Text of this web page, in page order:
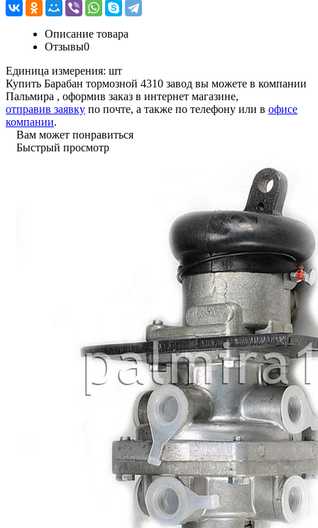
Описание товара
Отзывы0
Единица измерения: шт
Купить Барабан тормозной 4310 завод вы можете в компании
Пальмира , оформив заказ в интернет магазине,
отправив заявку по почте, а также по телефону или в офисе
компании.
Вам может понравиться
Быстрый просмотр